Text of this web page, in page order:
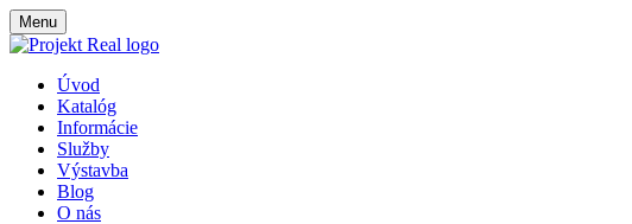
Menu
Úvod
Katalóg
Informácie
Služby
Výstavba
Blog
O nás